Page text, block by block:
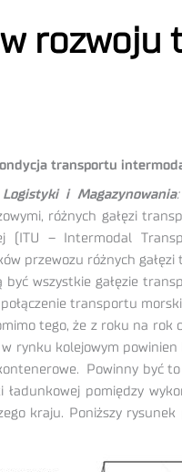
rozwoju
transportu
i Magazynowania
różnych gałęzi
– Intermodal
przewozu różnych
wszystkie gałęzie
transportu
tego, że z roku na rok
kolejowym
Powinny być to
pomiędzy
kraju. Poniższy